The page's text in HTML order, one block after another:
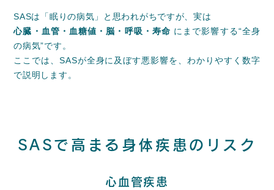
SASは「眠りの病気」と思われがちですが、実は
心臓・血管・血糖値・脳・呼吸・寿命 にまで影響する“全身
の病気”です。
ここでは、SASが全身に及ぼす悪影響を、わかりやすく数字
で説明します。
SASで高まる身体疾患のリスク
心血管疾患